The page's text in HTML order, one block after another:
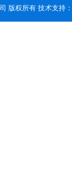
版权所有 技术支持：